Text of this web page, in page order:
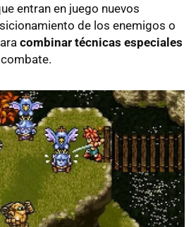
entran en juego nuevos
de los enemigos o
combinar técnicas especiales